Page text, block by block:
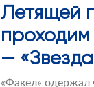
Летящей
—
«Факел» одержал